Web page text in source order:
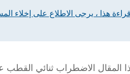
هذا ، يرجى الاطلاع على إخلاء
المقال الاضطراب ثنائي القطب